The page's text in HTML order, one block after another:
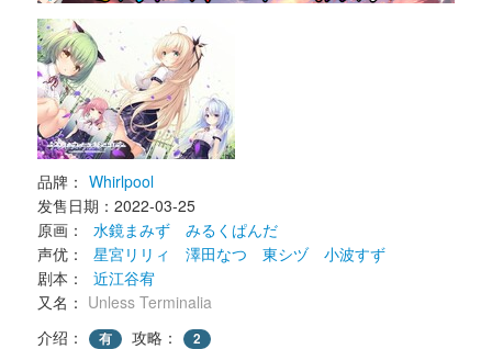
品牌： Whirlpool
发售日期：2022-03-25
原画：
水鏡まみず
みるくぱんだ
声优：
星宮リリィ 澤田なつ 東シヅ
小波すず
剧本：
近江谷宥
又名： Unless Terminalia
介绍：
有 攻略： 2